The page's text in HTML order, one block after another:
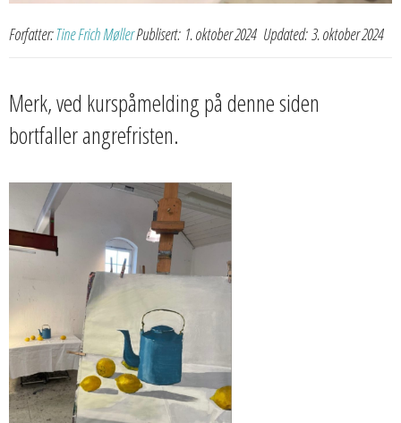
Forfatter:Tine Frich MøllerPublisert: 1. oktober 2024 Updated: 3. oktober 2024
Merk, ved kurspåmelding på denne siden
bortfaller angrefristen.